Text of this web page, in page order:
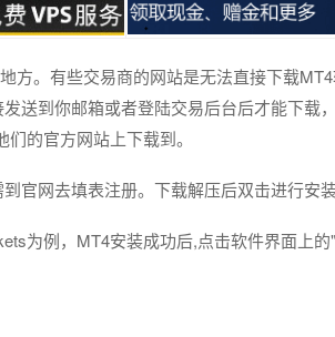
方。有些交易商的网站是无法直接下载
送到你邮箱或者登陆交易后台后才能下载，
的官方网站上下载到。
官网去填表注册。下载解压后双击进行安装
为例，MT4安装成功后,点击软件界面上的